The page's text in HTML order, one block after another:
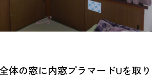
体の窓に内窓プラマードUを取り